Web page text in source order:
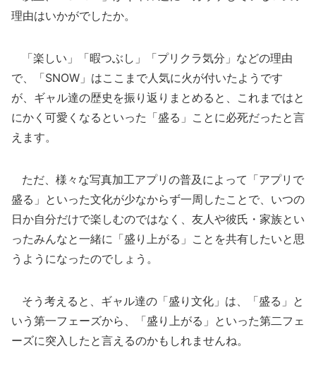
理由はいかがでしたか。
「楽しい」「暇つぶし」「プリクラ気分」などの理由
で、「SNOW」はここまで人気に火が付いたようです
が、ギャル達の歴史を振り返りまとめると、これまではと
にかく可愛くなるといった「盛る」ことに必死だったと言
えます。
ただ、様々な写真加工アプリの普及によって「アプリで
盛る」といった文化が少なからず一周したことで、いつの
日か自分だけで楽しむのではなく、友人や彼氏・家族とい
ったみんなと一緒に「盛り上がる」ことを共有したいと思
うようになったのでしょう。
そう考えると、ギャル達の「盛り文化」は、「盛る」と
いう第一フェーズから、「盛り上がる」といった第二フェ
ーズに突入したと言えるのかもしれませんね。